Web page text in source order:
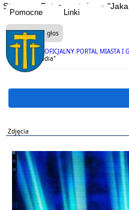
Pomocne Linki
OFICJALNY PORTAL MIASTA I
Strona Fotoreportaże
Czytaj na głos
"Jaka to melodia"
Zdjęcia